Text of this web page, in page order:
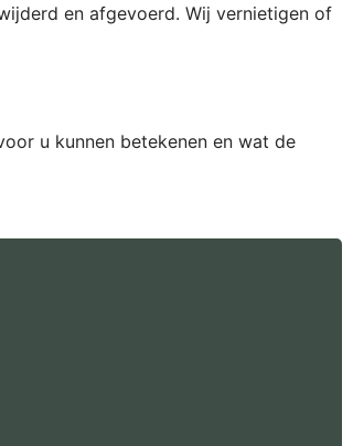
en afgevoerd. Wij vernietigen of
u kunnen betekenen en wat de